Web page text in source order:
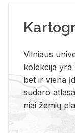
Vil­niaus
ko­lek­ci­ja yra
bet ir vie­na
su­da­ro
niai že­mių